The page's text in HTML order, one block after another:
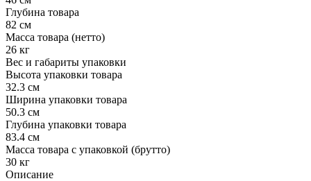
Глубина товара
82 см
Масса товара (нетто)
26 кг
Вес и габариты упаковки
Высота упаковки товара
32.3 см
Ширина упаковки товара
50.3 см
Глубина упаковки товара
83.4 см
Масса товара с упаковкой (брутто)
30 кг
Описание